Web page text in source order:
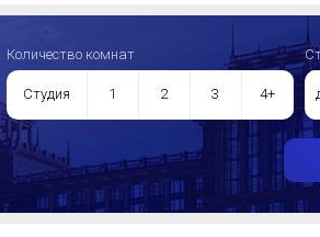
Количество комнат
Студия 1 2 3 4+